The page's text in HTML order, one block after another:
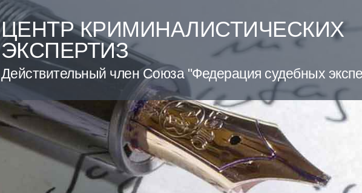
ЦЕНТР КРИМИНАЛИСТИЧЕСКИХ
ЭКСПЕРТИЗ
Действительный член Союза "Федерация судебных